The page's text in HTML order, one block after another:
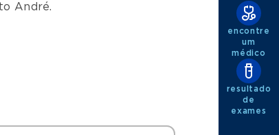
André.
encontre
um
médico
resultado
de
exames